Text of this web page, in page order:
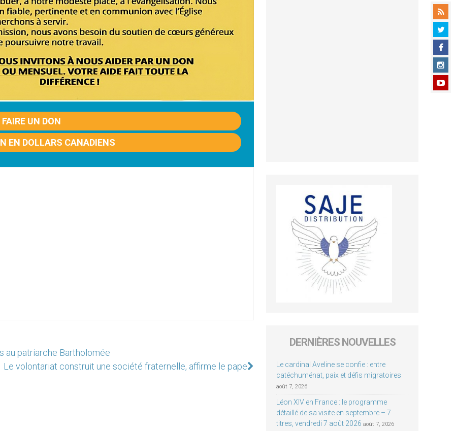
FAIRE UN DON
EN DOLLARS CANADIENS
au patriarche Bartholomée
Le volontariat construit une société fraternelle, affirme le pape
DERNIÈRES NOUVELLES
Le cardinal Aveline se confie : entre
catéchuménat, paix et défis migratoires
août 7, 2026
Léon XIV en France : le programme
détaillé de sa visite en septembre – 7
titres, vendredi 7 août 2026 août 7, 2026